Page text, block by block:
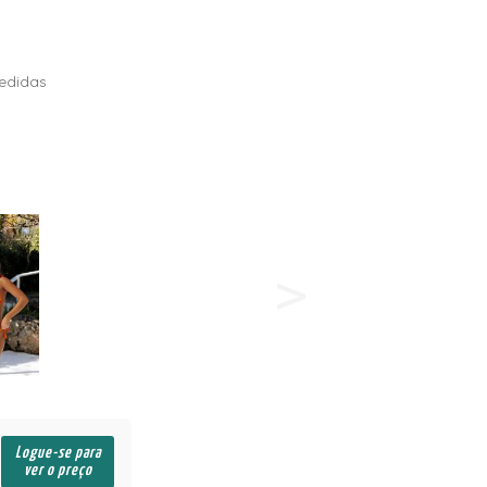
Logue-se para
ver o preço